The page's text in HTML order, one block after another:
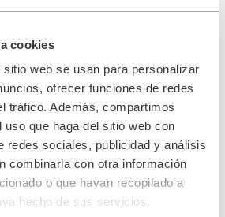
cookies
web se usan para personalizar
ofrecer funciones de redes
tráfico. Además, compartimos
uso que haga del sitio web con
redes sociales, publicidad y análisis
combinarla con otra información
o que hayan recopilado a
hecho de sus servicios.
de…
el tipo 6.03 AOT
a contracorriente y con desinfección